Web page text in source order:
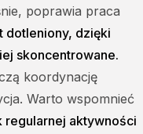
poprawia praca
dotleniony, dzięki
skoncentrowane.
koordynację
Warto wspomnieć
regularnej aktywności